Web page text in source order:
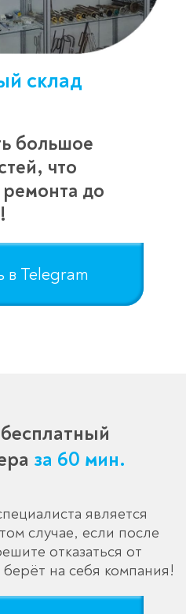
склад
большое
что
до
в Telegram
за 60 мин.
является
случае, если после
отказаться от
на себя компания!